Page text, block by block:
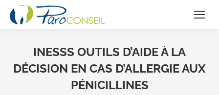
INESSS OUTILS D’AIDE À LA
DÉCISION EN CAS D’ALLERGIE AUX
PÉNICILLINES